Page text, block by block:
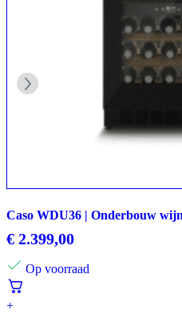
Caso WDU36 | Onderbouw
€ 2.399,00
Op voorraad
+